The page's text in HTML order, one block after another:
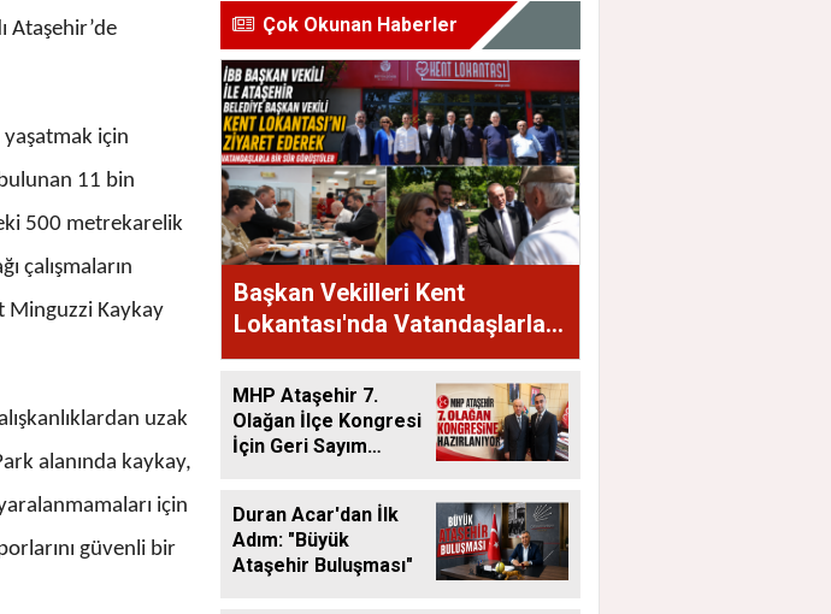
Ataşehir’de
yaşatmak için
11 bin
500 metrekarelik
çalışmaların
Minguzzi Kaykay
uzak
alanında kaykay,
için
güvenli bir
Çok Okunan Haberler
Başkan Vekilleri Kent
Lokantası'nda Vatandaşlarla
Bir Araya Geldi
MHP Ataşehir 7.
Olağan İlçe Kongresi
İçin Geri Sayım
Duran Acar'dan İlk
Adım: "Büyük
Ataşehir Buluşması"